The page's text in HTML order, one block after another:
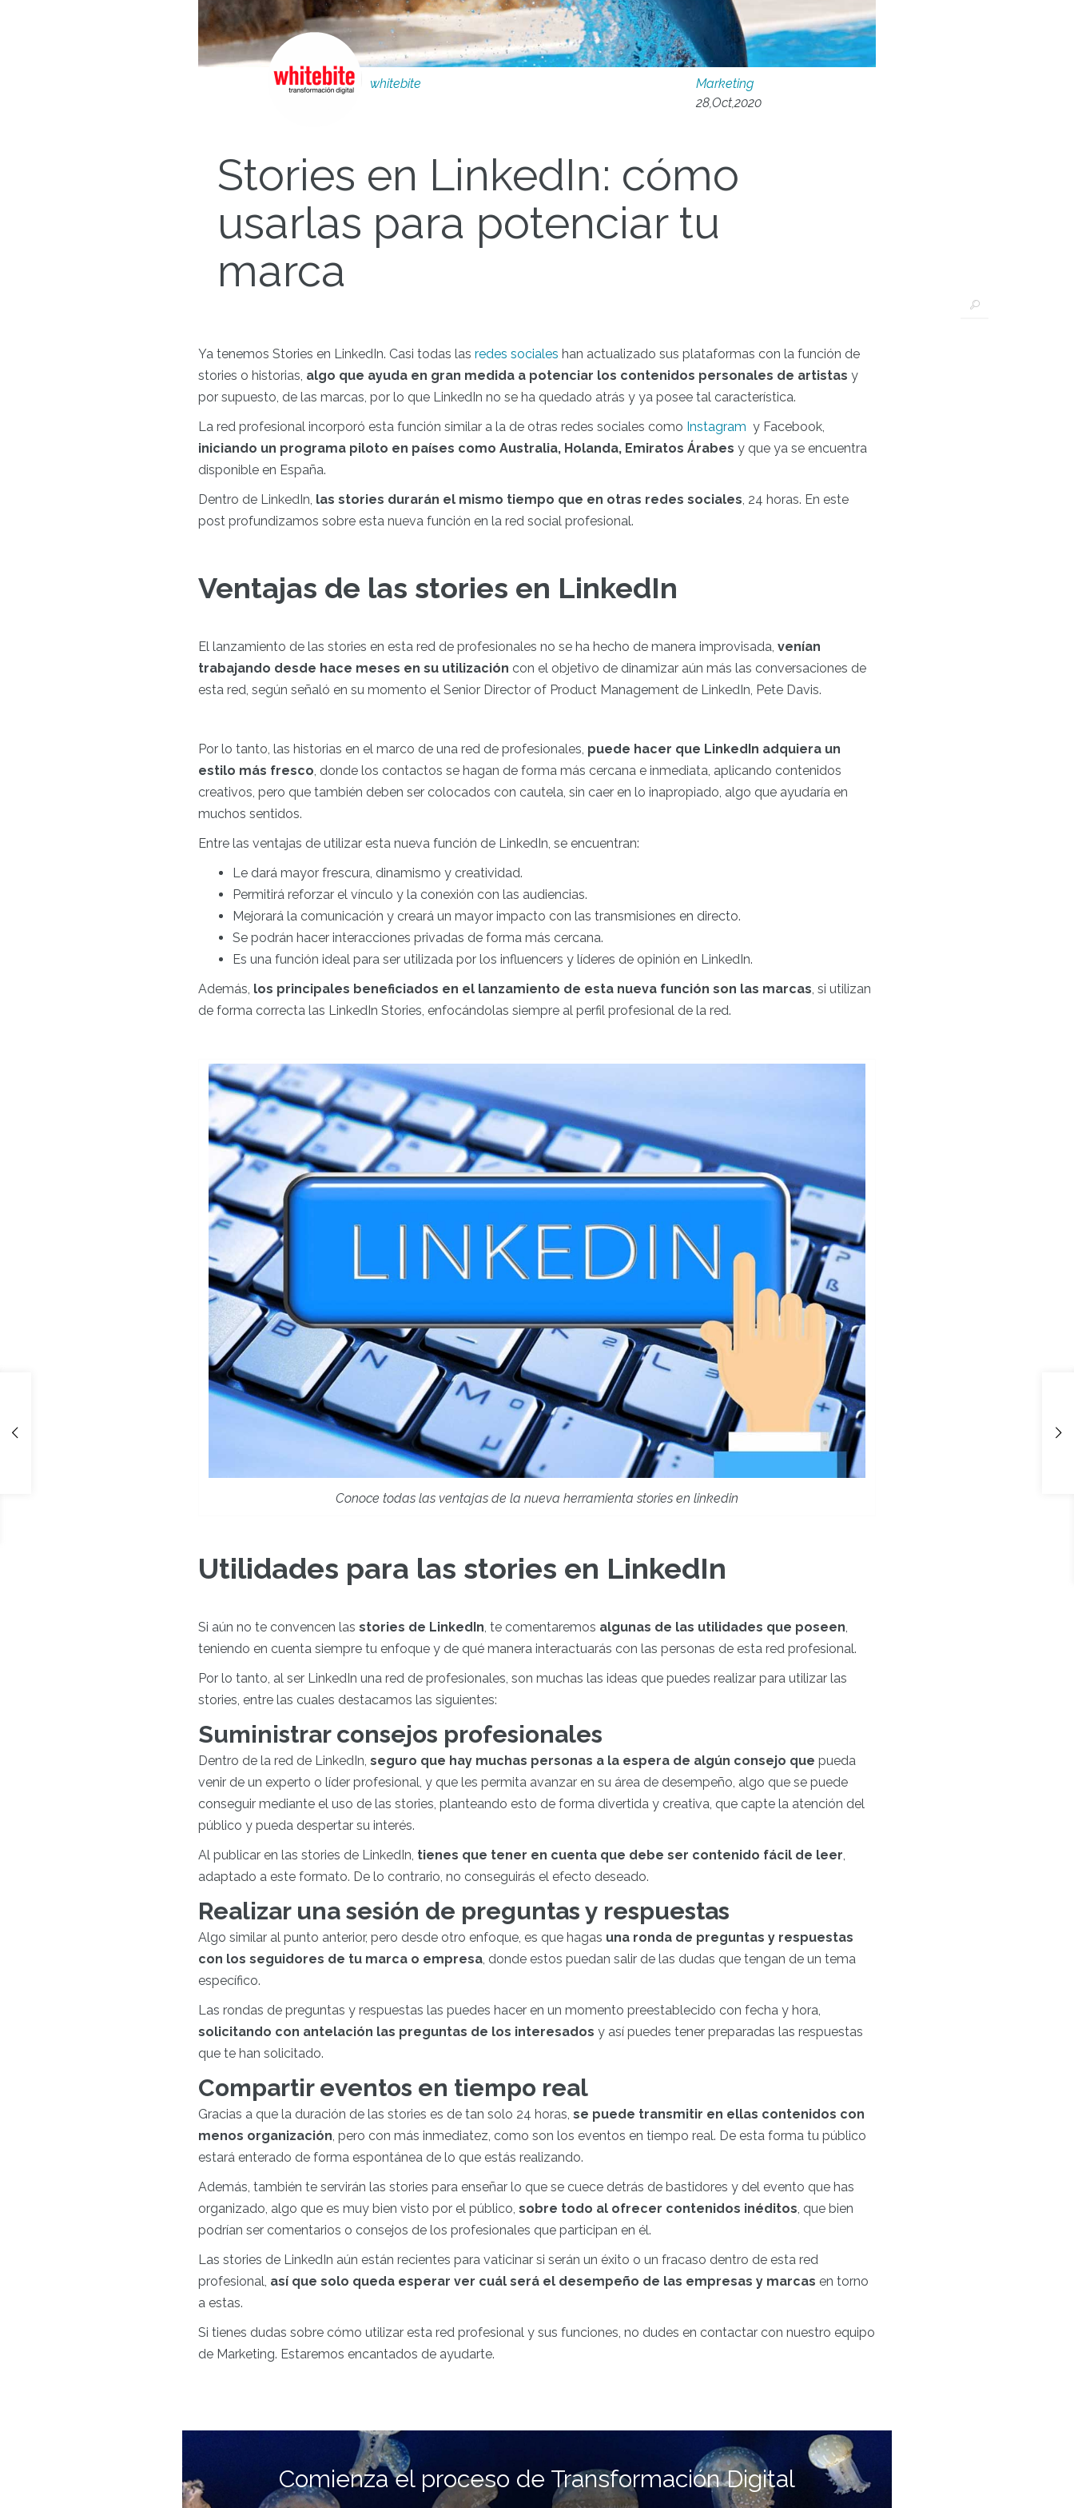
whitebite
Marketing
28,Oct,2020
Stories en LinkedIn: cómo
usarlas para potenciar tu
marca
Ya tenemos Stories en LinkedIn. Casi todas lasredes socialeshan actualizado sus plataformas con la función de
stories o historias, algo que ayuda en gran medida a potenciar los contenidos personales de artistas y
por supuesto, de las marcas, por lo que LinkedIn no se ha quedado atrás y ya posee tal característica.
La red profesional incorporó esta función similar a la de otras redes sociales como Instagram y Facebook,
iniciando un programa piloto en países como Australia, Holanda, Emiratos Árabes y que ya se encuentra
disponible en España.
Dentro de LinkedIn, las stories durarán el mismo tiempo que en otras redes sociales, 24 horas. En este
post profundizamos sobre esta nueva función en la red social profesional.
Ventajas de las stories en LinkedIn
El lanzamiento de las stories en esta red de profesionales no se ha hecho de manera improvisada,venían
trabajando desde hace meses en su utilización con el objetivo de dinamizar aún más las conversaciones de
esta red, según señaló en su momento el Senior Director of Product Management de LinkedIn, Pete Davis.
Por lo tanto, las historias en el marco de una red de profesionales, puede hacer que LinkedIn adquiera un
estilo más fresco, donde los contactos se hagan de forma más cercana e inmediata, aplicando contenidos
creativos, pero que también deben ser colocados con cautela, sin caer en lo inapropiado, algo que ayudaría en
muchos sentidos.
Entre las ventajas de utilizar esta nueva función de LinkedIn, se encuentran:
Le dará mayor frescura, dinamismo y creatividad.
Permitirá reforzar el vínculo y la conexión con las audiencias.
Mejorará la comunicación y creará un mayor impacto con las transmisiones en directo.
Se podrán hacer interacciones privadas de forma más cercana.
Es una función ideal para ser utilizada por los influencers y líderes de opinión en LinkedIn.
Además, los principales beneficiados en el lanzamiento de esta nueva función son las marcas, si utilizan
de forma correcta las LinkedIn Stories, enfocándolas siempre al perfil profesional de la red.
Conoce todas las ventajas de la nueva herramienta stories en linkedin
Utilidades para las stories en LinkedIn
Si aún no te convencen lasstories de LinkedIn, te comentaremos algunas de las utilidades que poseen,
teniendo en cuenta siempre tu enfoque y de qué manera interactuarás con las personas de esta red profesional.
Por lo tanto, al ser LinkedIn una red de profesionales, son muchas las ideas que puedes realizar para utilizar las
stories, entre las cuales destacamos las siguientes:
Suministrar consejos profesionales
Dentro de la red de LinkedIn,seguro que hay muchas personas a la espera de algún consejo que pueda
venir de un experto o líder profesional, y que les permita avanzar en su área de desempeño, algo que se puede
conseguir mediante el uso de las stories, planteando esto de forma divertida y creativa, que capte la atención del
público y pueda despertar su interés.
Al publicar en las stories de LinkedIn, tienes que tener en cuenta que debe ser contenido fácil de leer,
adaptado a este formato. De lo contrario, no conseguirás el efecto deseado.
Realizar una sesión de preguntas y respuestas
Algo similar al punto anterior, pero desde otro enfoque, es que hagas una ronda de preguntas y respuestas
con los seguidores de tu marca o empresa, donde estos puedan salir de las dudas que tengan de un tema
específico.
Las rondas de preguntas y respuestas las puedes hacer en un momento preestablecido con fecha y hora,
solicitando con antelación las preguntas de los interesados y así puedes tener preparadas las respuestas
que te han solicitado.
Compartir eventos en tiempo real
Gracias a que la duración de las stories es de tan solo 24 horas,se puede transmitir en ellas contenidos con
menos organización, pero con más inmediatez, como son los eventos en tiempo real. De esta forma tu público
estará enterado de forma espontánea de lo que estás realizando.
Además, también te servirán las stories para enseñar lo que se cuece detrás de bastidores y del evento que has
organizado, algo que es muy bien visto por el público,sobre todo al ofrecer contenidos inéditos, que bien
podrían ser comentarios o consejos de los profesionales que participan en él.
Las stories de LinkedIn aún están recientes para vaticinar si serán un éxito o un fracaso dentro de esta red
profesional, así que solo queda esperar ver cuál será el desempeño de las empresas y marcas en torno
a estas.
Si tienes dudas sobre cómo utilizar esta red profesional y sus funciones, no dudes en contactar con nuestro equipo
de Marketing. Estaremos encantados de ayudarte.
Comienza el proceso de Transformación Digital